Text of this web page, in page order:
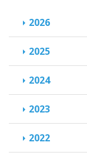
2026
2025
2024
2023
2022